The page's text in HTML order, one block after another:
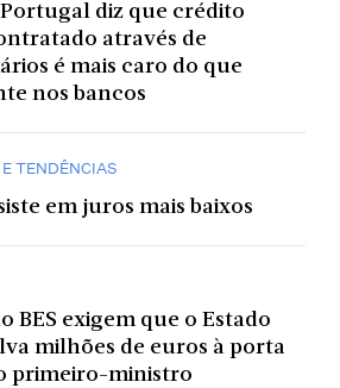
diz que crédito
através de
é mais caro do que
nos bancos
TENDÊNCIAS
em juros mais baixos
BES exigem que o Estado
milhões de euros à porta
primeiro-ministro